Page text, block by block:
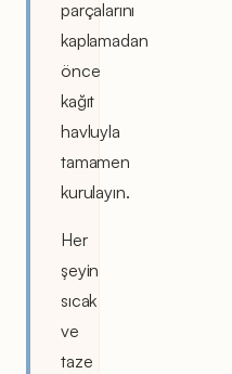
parçalarını
kaplamadan
önce
kağıt
havluyla
tamamen
kurulayın.
Her
şeyin
sıcak
ve
taze